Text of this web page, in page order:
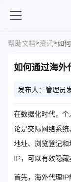
帮助文档>资讯>如
如何通过海外
发布人：管理员
在数据化时代，
论是交际网络系
地址、浏览登记
IP，可以有效隐藏
首先，海外代理IP